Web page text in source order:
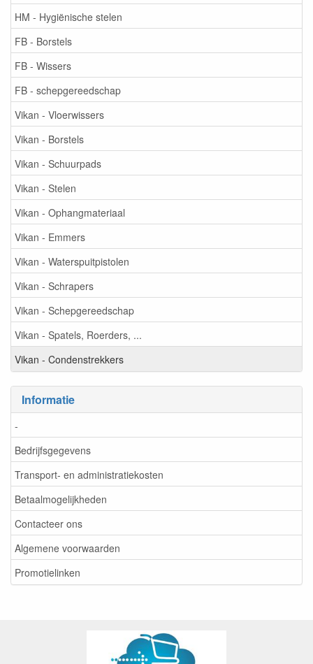
HM - Hygiënische stelen
FB - Borstels
FB - Wissers
FB - schepgereedschap
Vikan - Vloerwissers
Vikan - Borstels
Vikan - Schuurpads
Vikan - Stelen
Vikan - Ophangmateriaal
Vikan - Emmers
Vikan - Waterspuitpistolen
Vikan - Schrapers
Vikan - Schepgereedschap
Vikan - Spatels, Roerders, ...
Vikan - Condenstrekkers
Informatie
-
Bedrijfsgegevens
Transport- en administratiekosten
Betaalmogelijkheden
Contacteer ons
Algemene voorwaarden
Promotielinken